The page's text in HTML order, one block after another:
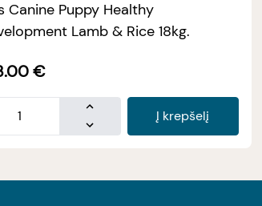
Canine Puppy Healthy
Lamb & Rice 18kg.
€
Į krepšelį